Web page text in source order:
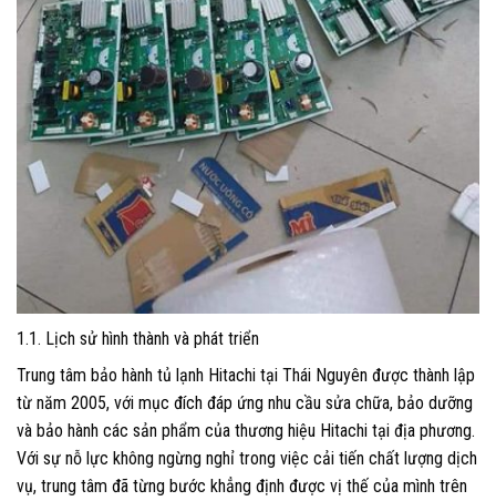
1.1. Lịch sử hình thành và phát triển
Trung tâm bảo hành tủ lạnh Hitachi tại Thái Nguyên được thành lập
từ năm 2005, với mục đích đáp ứng nhu cầu sửa chữa, bảo dưỡng
và bảo hành các sản phẩm của thương hiệu Hitachi tại địa phương.
Với sự nỗ lực không ngừng nghỉ trong việc cải tiến chất lượng dịch
vụ, trung tâm đã từng bước khẳng định được vị thế của mình trên